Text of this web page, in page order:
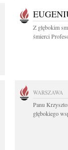
Z głębokim
śmierci
WARSZAWA
Panu
głębokiego